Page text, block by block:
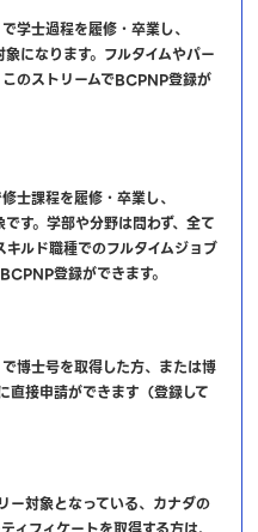
学士過程を履修・卒業し、
になります。フルタイムやパー
のストリームでBCPNP登録が
士課程を履修・卒業し、
す。学部や分野は問わず、全て
ルド職種でのフルタイムジョブ
登録ができます。
博士号を取得した方、または博
接申請ができます（登録して
対象となっている、カナダの